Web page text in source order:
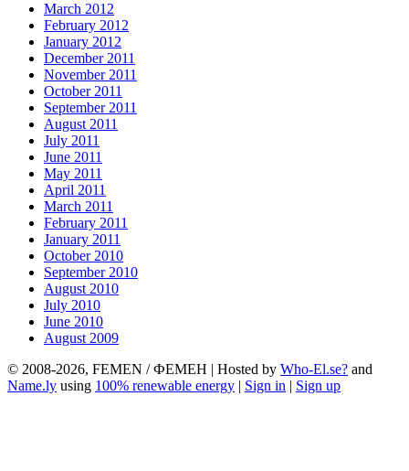
March 2012
February 2012
January 2012
December 2011
November 2011
October 2011
September 2011
August 2011
July 2011
June 2011
May 2011
April 2011
March 2011
February 2011
January 2011
October 2010
September 2010
August 2010
July 2010
June 2010
August 2009
© 2008-2026, FEMEN / ФЕМЕН | Hosted by Who-El.se? and
Name.ly using 100% renewable energy | Sign in | Sign up